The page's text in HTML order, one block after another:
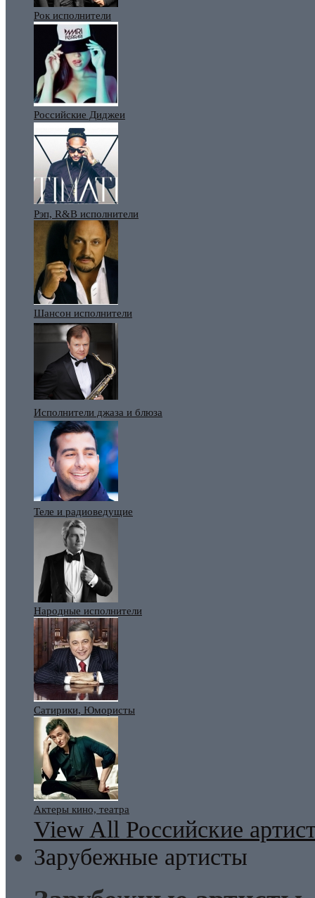
Рок исполнители
Российские Диджеи
Рэп, R&B исполнители
Шансон исполнители
Исполнители джаза и блюза
Теле и радиоведущие
Народные исполнители
Сатирики, Юмористы
Актеры кино, театра
View All Российские
Зарубежные артисты